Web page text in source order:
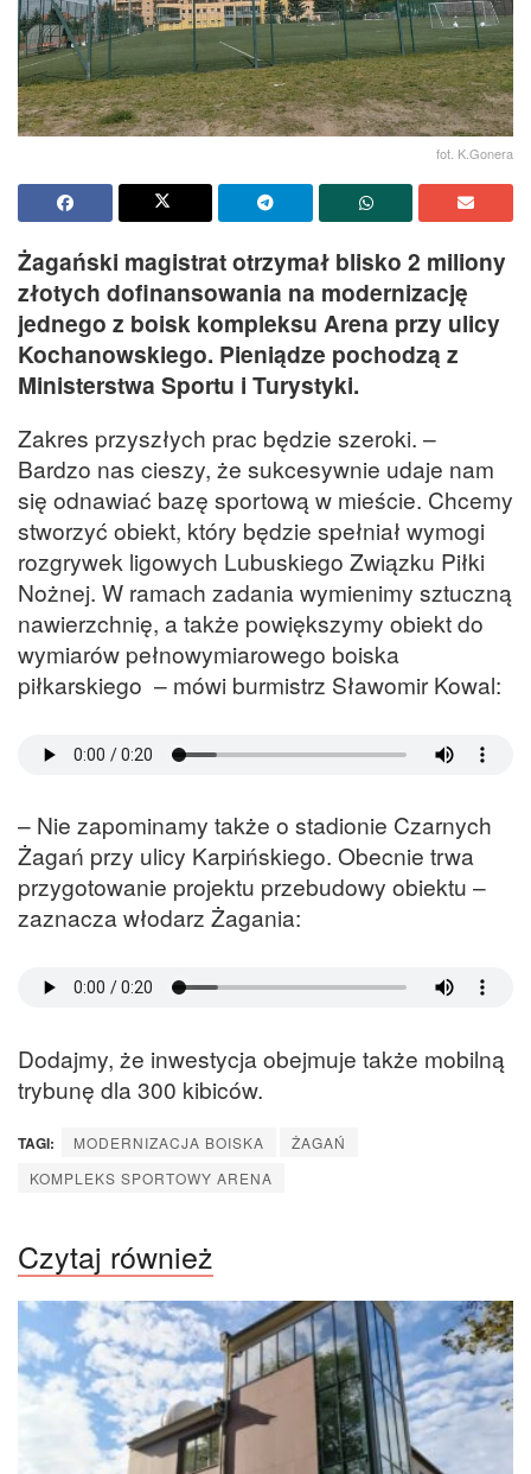
fot. K.Gonera
Żagański magistrat otrzymał blisko 2 miliony
złotych dofinansowania na modernizację
jednego z boisk kompleksu Arena przy ulicy
Kochanowskiego. Pieniądze pochodzą z
Ministerstwa Sportu i Turystyki.
Zakres przyszłych prac będzie szeroki. –
Bardzo nas cieszy, że sukcesywnie udaje nam
się odnawiać bazę sportową w mieście. Chcemy
stworzyć obiekt, który będzie spełniał wymogi
rozgrywek ligowych Lubuskiego Związku Piłki
Nożnej. W ramach zadania wymienimy sztuczną
nawierzchnię, a także powiększymy obiekt do
wymiarów pełnowymiarowego boiska
piłkarskiego – mówi burmistrz Sławomir Kowal:
– Nie zapominamy także o stadionie Czarnych
Żagań przy ulicy Karpińskiego. Obecnie trwa
przygotowanie projektu przebudowy obiektu –
zaznacza włodarz Żagania:
Dodajmy, że inwestycja obejmuje także mobilną
trybunę dla 300 kibiców.
TAGI: MODERNIZACJA BOISKA
ŻAGAŃ
KOMPLEKS SPORTOWY ARENA
Czytaj również